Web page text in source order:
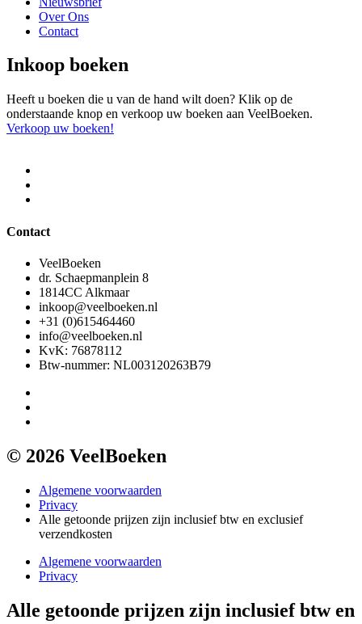
Over Ons
Contact
Inkoop boeken
Heeft u boeken die u van de hand wilt doen? Klik op de
onderstaande knop en verkoop uw boeken aan VeelBoeken.
Verkoop uw boeken!
Contact
VeelBoeken
dr. Schaepmanplein 8
1814CC Alkmaar
inkoop@veelboeken.nl
+31 (0)615464460
info@veelboeken.nl
KvK: 76878112
Btw-nummer: NL003120263B79
© 2026 VeelBoeken
Algemene voorwaarden
Privacy
Alle getoonde prijzen zijn inclusief btw en exclusief
verzendkosten
Algemene voorwaarden
Privacy
Alle getoonde prijzen zijn inclusief btw en